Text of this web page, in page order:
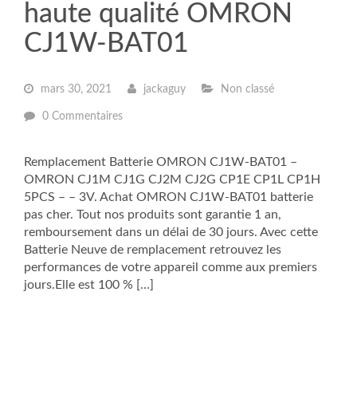
haute qualité OMRON
CJ1W-BAT01
mars 30, 2021 jackaguy Non classé
0 Commentaires
Remplacement Batterie OMRON CJ1W-BAT01 –
OMRON CJ1M CJ1G CJ2M CJ2G CP1E CP1L CP1H
5PCS – – 3V. Achat OMRON CJ1W-BAT01 batterie
pas cher. Tout nos produits sont garantie 1 an,
remboursement dans un délai de 30 jours. Avec cette
Batterie Neuve de remplacement retrouvez les
performances de votre appareil comme aux premiers
jours.Elle est 100 % […]